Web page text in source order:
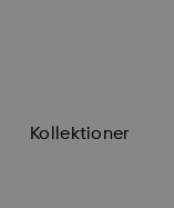
Kollektioner